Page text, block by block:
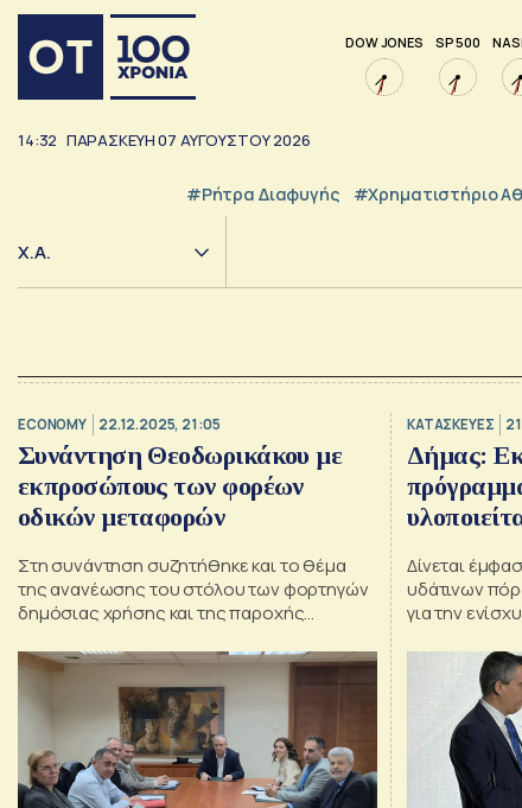
DOW JONES SP 500
14:32 ΠΑΡΑΣΚΕΥΗ07 ΑΥΓΟΥΣΤΟΥ2026
#ρήτρα Διαφυγής #Χρηματιστήριο
Χ.Α.
ECONOMY 22.12.2025, 21:05
Συνάντηση Θεοδωρικάκου με
εκπροσώπους των φορέων
οδικών μεταφορών
Στη συνάντηση συζητήθηκε και το θέμα
της ανανέωσης του στόλου των φορτηγών
δημόσιας χρήσης και της παροχής
ΚΑΤΑΣΚΕΥΕΣ
Δήμας:
Δίνεται
υδάτινων
για την